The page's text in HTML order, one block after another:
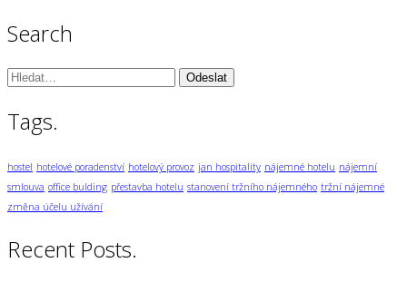
Search
Vyhledávání:
Tags.
hostel hotelové poradenství hotelový provoz jan hospitality nájemné hotelu nájemní
smlouva office bulding přestavba hotelu stanovení tržního nájemného tržní nájemné
změna účelu užívání
Recent Posts.